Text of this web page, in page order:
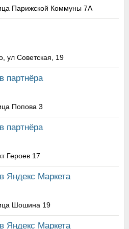
Парижской Коммуны 7А
ул Советская, 19
партнёра
Попова 3
партнёра
Героев 17
Яндекс Маркета
Шошина 19
Яндекс Маркета